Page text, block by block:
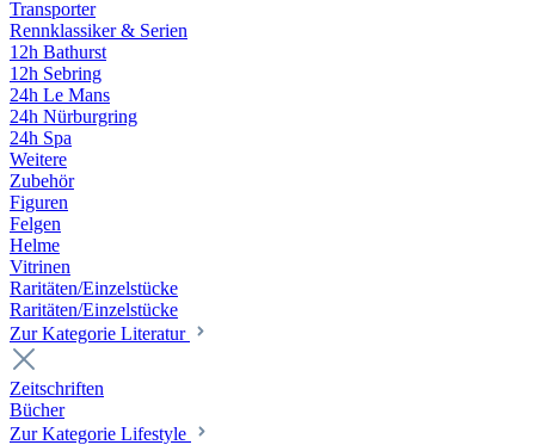
Transporter
Rennklassiker & Serien
12h Bathurst
12h Sebring
24h Le Mans
24h Nürburgring
24h Spa
Weitere
Zubehör
Figuren
Felgen
Helme
Vitrinen
Raritäten/Einzelstücke
Raritäten/Einzelstücke
Zur Kategorie Literatur
Zeitschriften
Bücher
Zur Kategorie Lifestyle